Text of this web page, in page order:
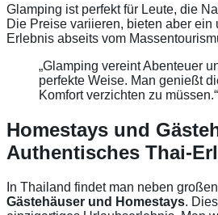
Glamping ist perfekt für Leute, die
Die Preise variieren, bieten aber ein
Erlebnis abseits vom
„Glamping vereint Abenteuer
perfekte Weise. Man genießt
Komfort verzichten zu müssen.“
Homestays und
Authentisches Thai-
In Thailand findet man neben
Gästehäuser und Homestays.